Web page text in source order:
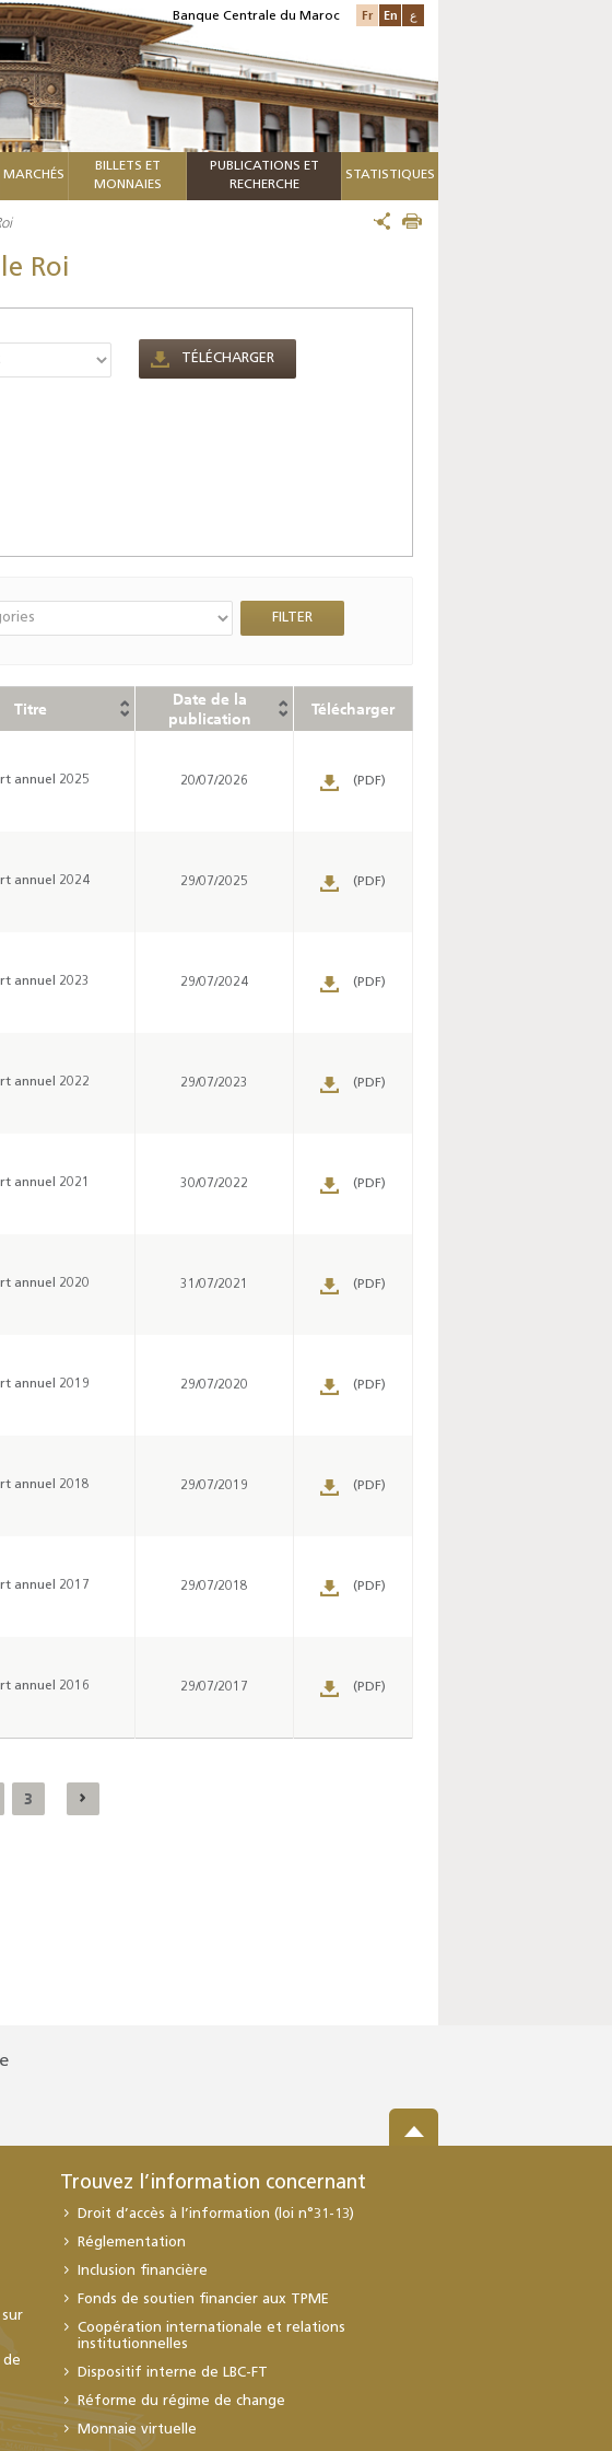
Banque Centrale du Maroc Fr En ع
MARCHÉS
BILLETS ET
MONNAIES
PUBLICATIONS ET
RECHERCHE
STATISTIQUES
Roi
TÉLÉCHARGER
Titre
Date de la
publication
Télécharger
annuel 2025 20/07/2026 (PDF)
annuel 2024 29/07/2025 (PDF)
annuel 2023 29/07/2024 (PDF)
annuel 2022 29/07/2023 (PDF)
annuel 2021 30/07/2022 (PDF)
annuel 2020 31/07/2021 (PDF)
annuel 2019 29/07/2020 (PDF)
annuel 2018 29/07/2019 (PDF)
annuel 2017 29/07/2018 (PDF)
annuel 2016 29/07/2017 (PDF)
3
- 2026
l’industrie - 2026
de
Trouvez l’information concernant
Droit d’accès à l’information (loi n°31-13)
Réglementation
Inclusion financière
Fonds de soutien financier aux TPME
Coopération internationale et relations
institutionnelles
Dispositif interne de LBC-FT
Réforme du régime de change
Monnaie virtuelle